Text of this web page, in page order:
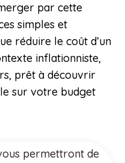
par cette
simples et
réduire le coût d’un
inflationniste,
prêt à découvrir
sur votre budget
permettront de